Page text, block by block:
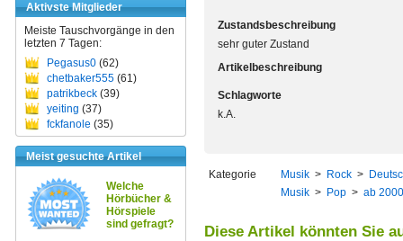
Aktivste Mitglieder
Meiste Tauschvorgänge in den
letzten 7 Tagen:
Pegasus0 (62)
chetbaker555 (61)
patrikbeck (39)
yeiting (37)
fckfanole (35)
Meist gesuchte Artikel
Welche
Hörbücher &
Hörspiele
sind gefragt?
Zustandsbeschreibung
sehr guter Zustand
Artikelbeschreibung
Schlagworte
k.A.
Kategorie Musik > Rock >
Musik > Pop > ab 2000
Diese Artikel könnten Sie